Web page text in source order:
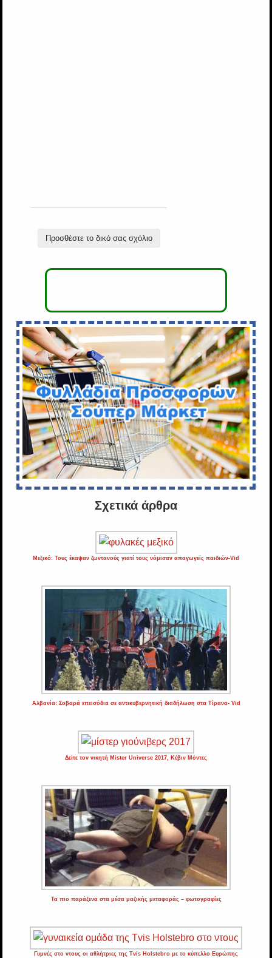
Προσθέστε το δικό σας σχόλιο
Σχετικά άρθρα
Μεξικό: Τους έκαψαν ζωντανούς γιατί τους νόμισαν απαγωγείς παιδιών-Vid
Αλβανία: Σοβαρά επεισόδια σε αντικυβερνητική διαδήλωση στα Τίρανα- Vid
Δείτε τον νικητή Mister Universe 2017, Κέβιν Μόντες
Τα πιο παράξενα στα μέσα μαζικής μεταφοράς – φωτογραφίες
Γυμνές στο ντους οι αθλήτριες της Tvis Holstebro με το κύπελλο Ευρώπης